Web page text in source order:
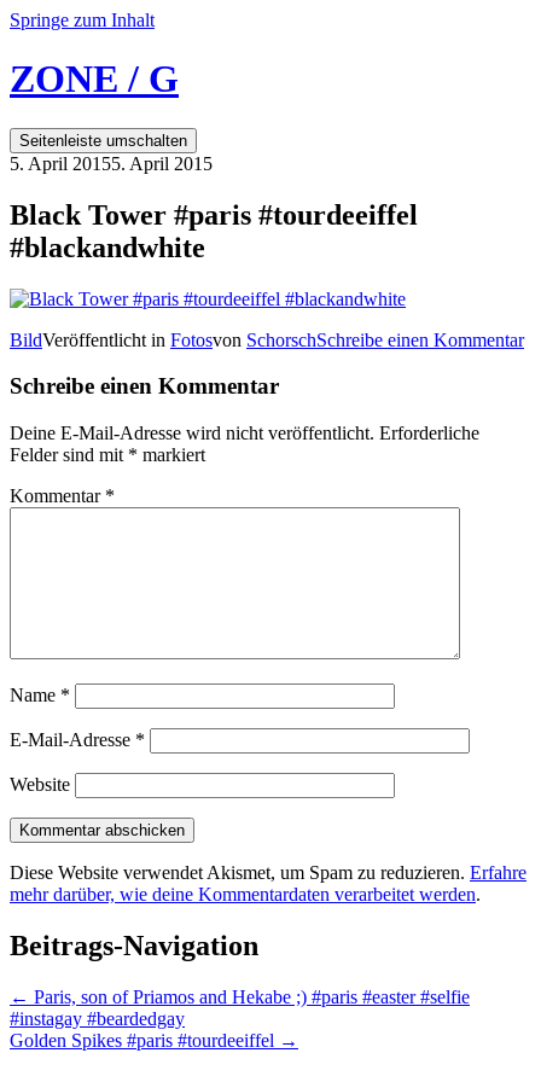
Springe zum Inhalt
ZONE / G
Seitenleiste umschalten
5. April 20155. April 2015
Black Tower #paris #tourdeeiffel
#blackandwhite
BildVeröffentlicht in Fotosvon SchorschSchreibe einen Kommentar
Schreibe einen Kommentar
Deine E-Mail-Adresse wird nicht veröffentlicht. Erforderliche
Felder sind mit * markiert
Kommentar *
Name *
E-Mail-Adresse *
Website
Diese Website verwendet Akismet, um Spam zu reduzieren. Erfahre
mehr darüber, wie deine Kommentardaten verarbeitet werden.
Beitrags-Navigation
← Paris, son of Priamos and Hekabe ;) #paris #easter #selfie
#instagay #beardedgay
Golden Spikes #paris #tourdeeiffel →